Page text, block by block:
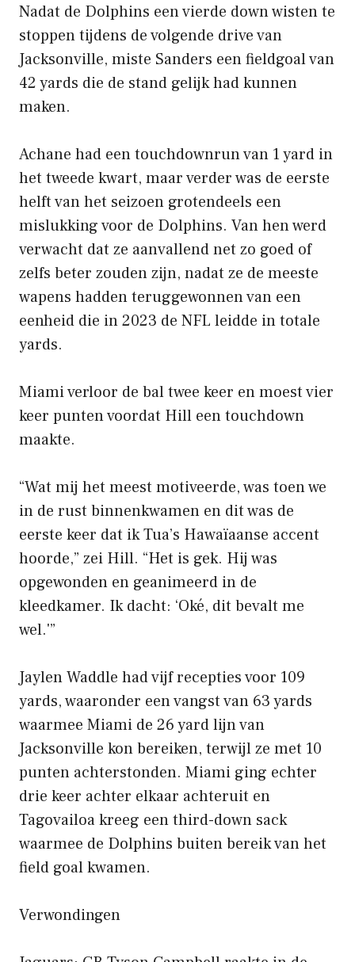
Nadat de Dolphins een vierde down wisten te
stoppen tijdens de volgende drive van
Jacksonville, miste Sanders een fieldgoal van
42 yards die de stand gelijk had kunnen
maken.
Achane had een touchdownrun van 1 yard in
het tweede kwart, maar verder was de eerste
helft van het seizoen grotendeels een
mislukking voor de Dolphins. Van hen werd
verwacht dat ze aanvallend net zo goed of
zelfs beter zouden zijn, nadat ze de meeste
wapens hadden teruggewonnen van een
eenheid die in 2023 de NFL leidde in totale
yards.
Miami verloor de bal twee keer en moest vier
keer punten voordat Hill een touchdown
maakte.
“Wat mij het meest motiveerde, was toen we
in de rust binnenkwamen en dit was de
eerste keer dat ik Tua’s Hawaïaanse accent
hoorde,” zei Hill. “Het is gek. Hij was
opgewonden en geanimeerd in de
kleedkamer. Ik dacht: ‘Oké, dit bevalt me ​​
wel.'”
Jaylen Waddle had vijf recepties voor 109
yards, waaronder een vangst van 63 yards
waarmee Miami de 26 yard lijn van
Jacksonville kon bereiken, terwijl ze met 10
punten achterstonden. Miami ging echter
drie keer achter elkaar achteruit en
Tagovailoa kreeg een third-down sack
waarmee de Dolphins buiten bereik van het
field goal kwamen.
Verwondingen